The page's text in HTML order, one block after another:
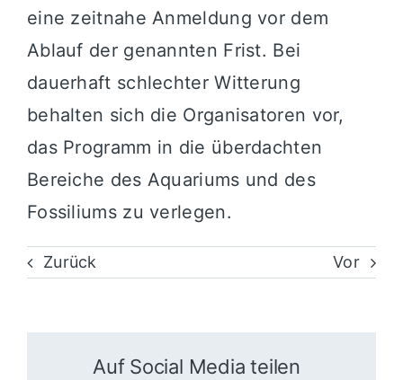
eine zeitnahe Anmeldung vor dem
Ablauf der genannten Frist. Bei
dauerhaft schlechter Witterung
behalten sich die Organisatoren vor,
das Programm in die überdachten
Bereiche des Aquariums und des
Fossiliums zu verlegen.
Zurück Vor
Auf Social Media teilen